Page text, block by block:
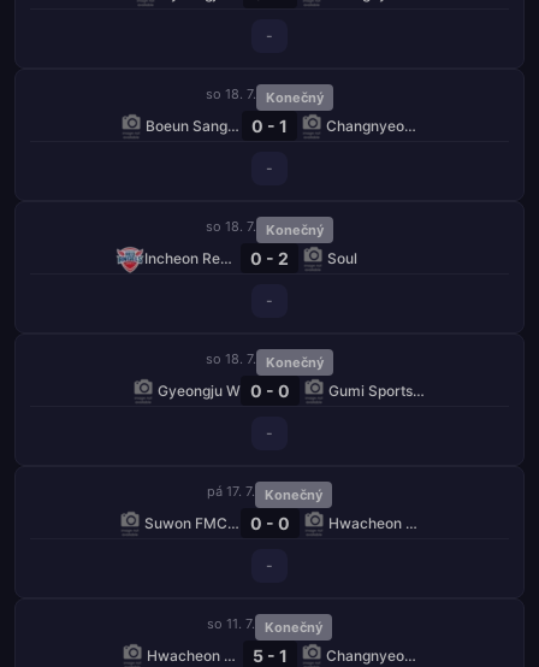
-
so 18. 7. Konečný
Boeun Sangmu W 0 - 1 Changnyeong W
-
so 18. 7. Konečný
Incheon Red Angels W 0 - 2 Soul
-
so 18. 7. Konečný
Gyeongju W 0 - 0 Gumi Sportstoto W
-
pá 17. 7. Konečný
Suwon FMC W 0 - 0 Hwacheon KSPO W
-
so 11. 7. Konečný
Hwacheon KSPO W 5 - 1 Changnyeong W